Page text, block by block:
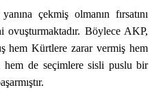
çekmiş olmanın fırsatını
ovuşturmaktadır. Böylece AKP,
hem Kürtlere zarar vermiş hem
hem de seçimlere sisli puslu bir